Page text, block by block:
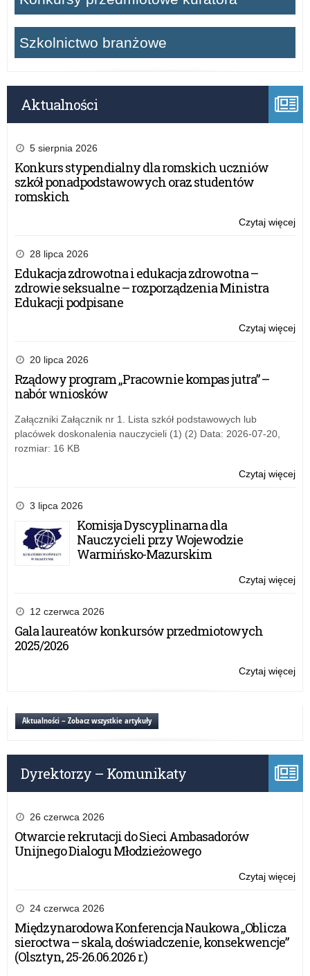
Szkolnictwo branżowe
Aktualności
5 sierpnia 2026
Konkurs stypendialny dla romskich uczniów
szkół ponadpodstawowych oraz studentów
romskich
Czytaj więcej
28 lipca 2026
Edukacja zdrowotna i edukacja zdrowotna –
zdrowie seksualne – rozporządzenia Ministra
Edukacji podpisane
Czytaj więcej
20 lipca 2026
Rządowy program „Pracownie kompas jutra” –
nabór wniosków
Załączniki Załącznik nr 1. Lista szkół podstawowych lub
placówek doskonalenia nauczycieli (1) (2) Data: 2026-07-20,
rozmiar: 16 KB
Czytaj więcej
3 lipca 2026
Komisja Dyscyplinarna dla
Nauczycieli przy Wojewodzie
Warmińsko-Mazurskim
Czytaj więcej
12 czerwca 2026
Gala laureatów konkursów przedmiotowych
2025/2026
Czytaj więcej
Aktualności – Zobacz wszystkie artykuły
Dyrektorzy – Komunikaty
26 czerwca 2026
Otwarcie rekrutacji do Sieci Ambasadorów
Unijnego Dialogu Młodzieżowego
Czytaj więcej
24 czerwca 2026
Międzynarodowa Konferencja Naukowa „Oblicza
sieroctwa – skala, doświadczenie, konsekwencje”
(Olsztyn, 25-26.06.2026 r.)